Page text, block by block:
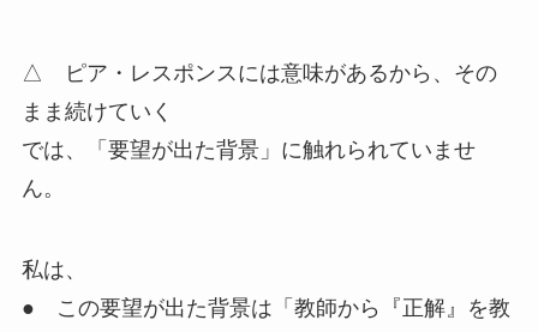
△ ピア・レスポンスには意味があるから、その
まま続けていく
では、
「要望が出た背景」 に触れられていませ
ん。
私は、
● この要望が出た背景は「教師から『正解』を教